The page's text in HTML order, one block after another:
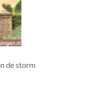
de storm